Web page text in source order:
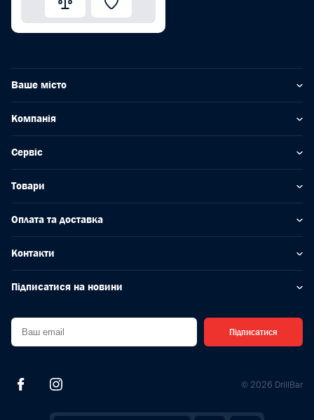
Ваше місто
Компанія
Сервіс
Товари
Оплата та доставка
Контакти
Підписатися на новини
Підписатися
© 2026 DrillBar